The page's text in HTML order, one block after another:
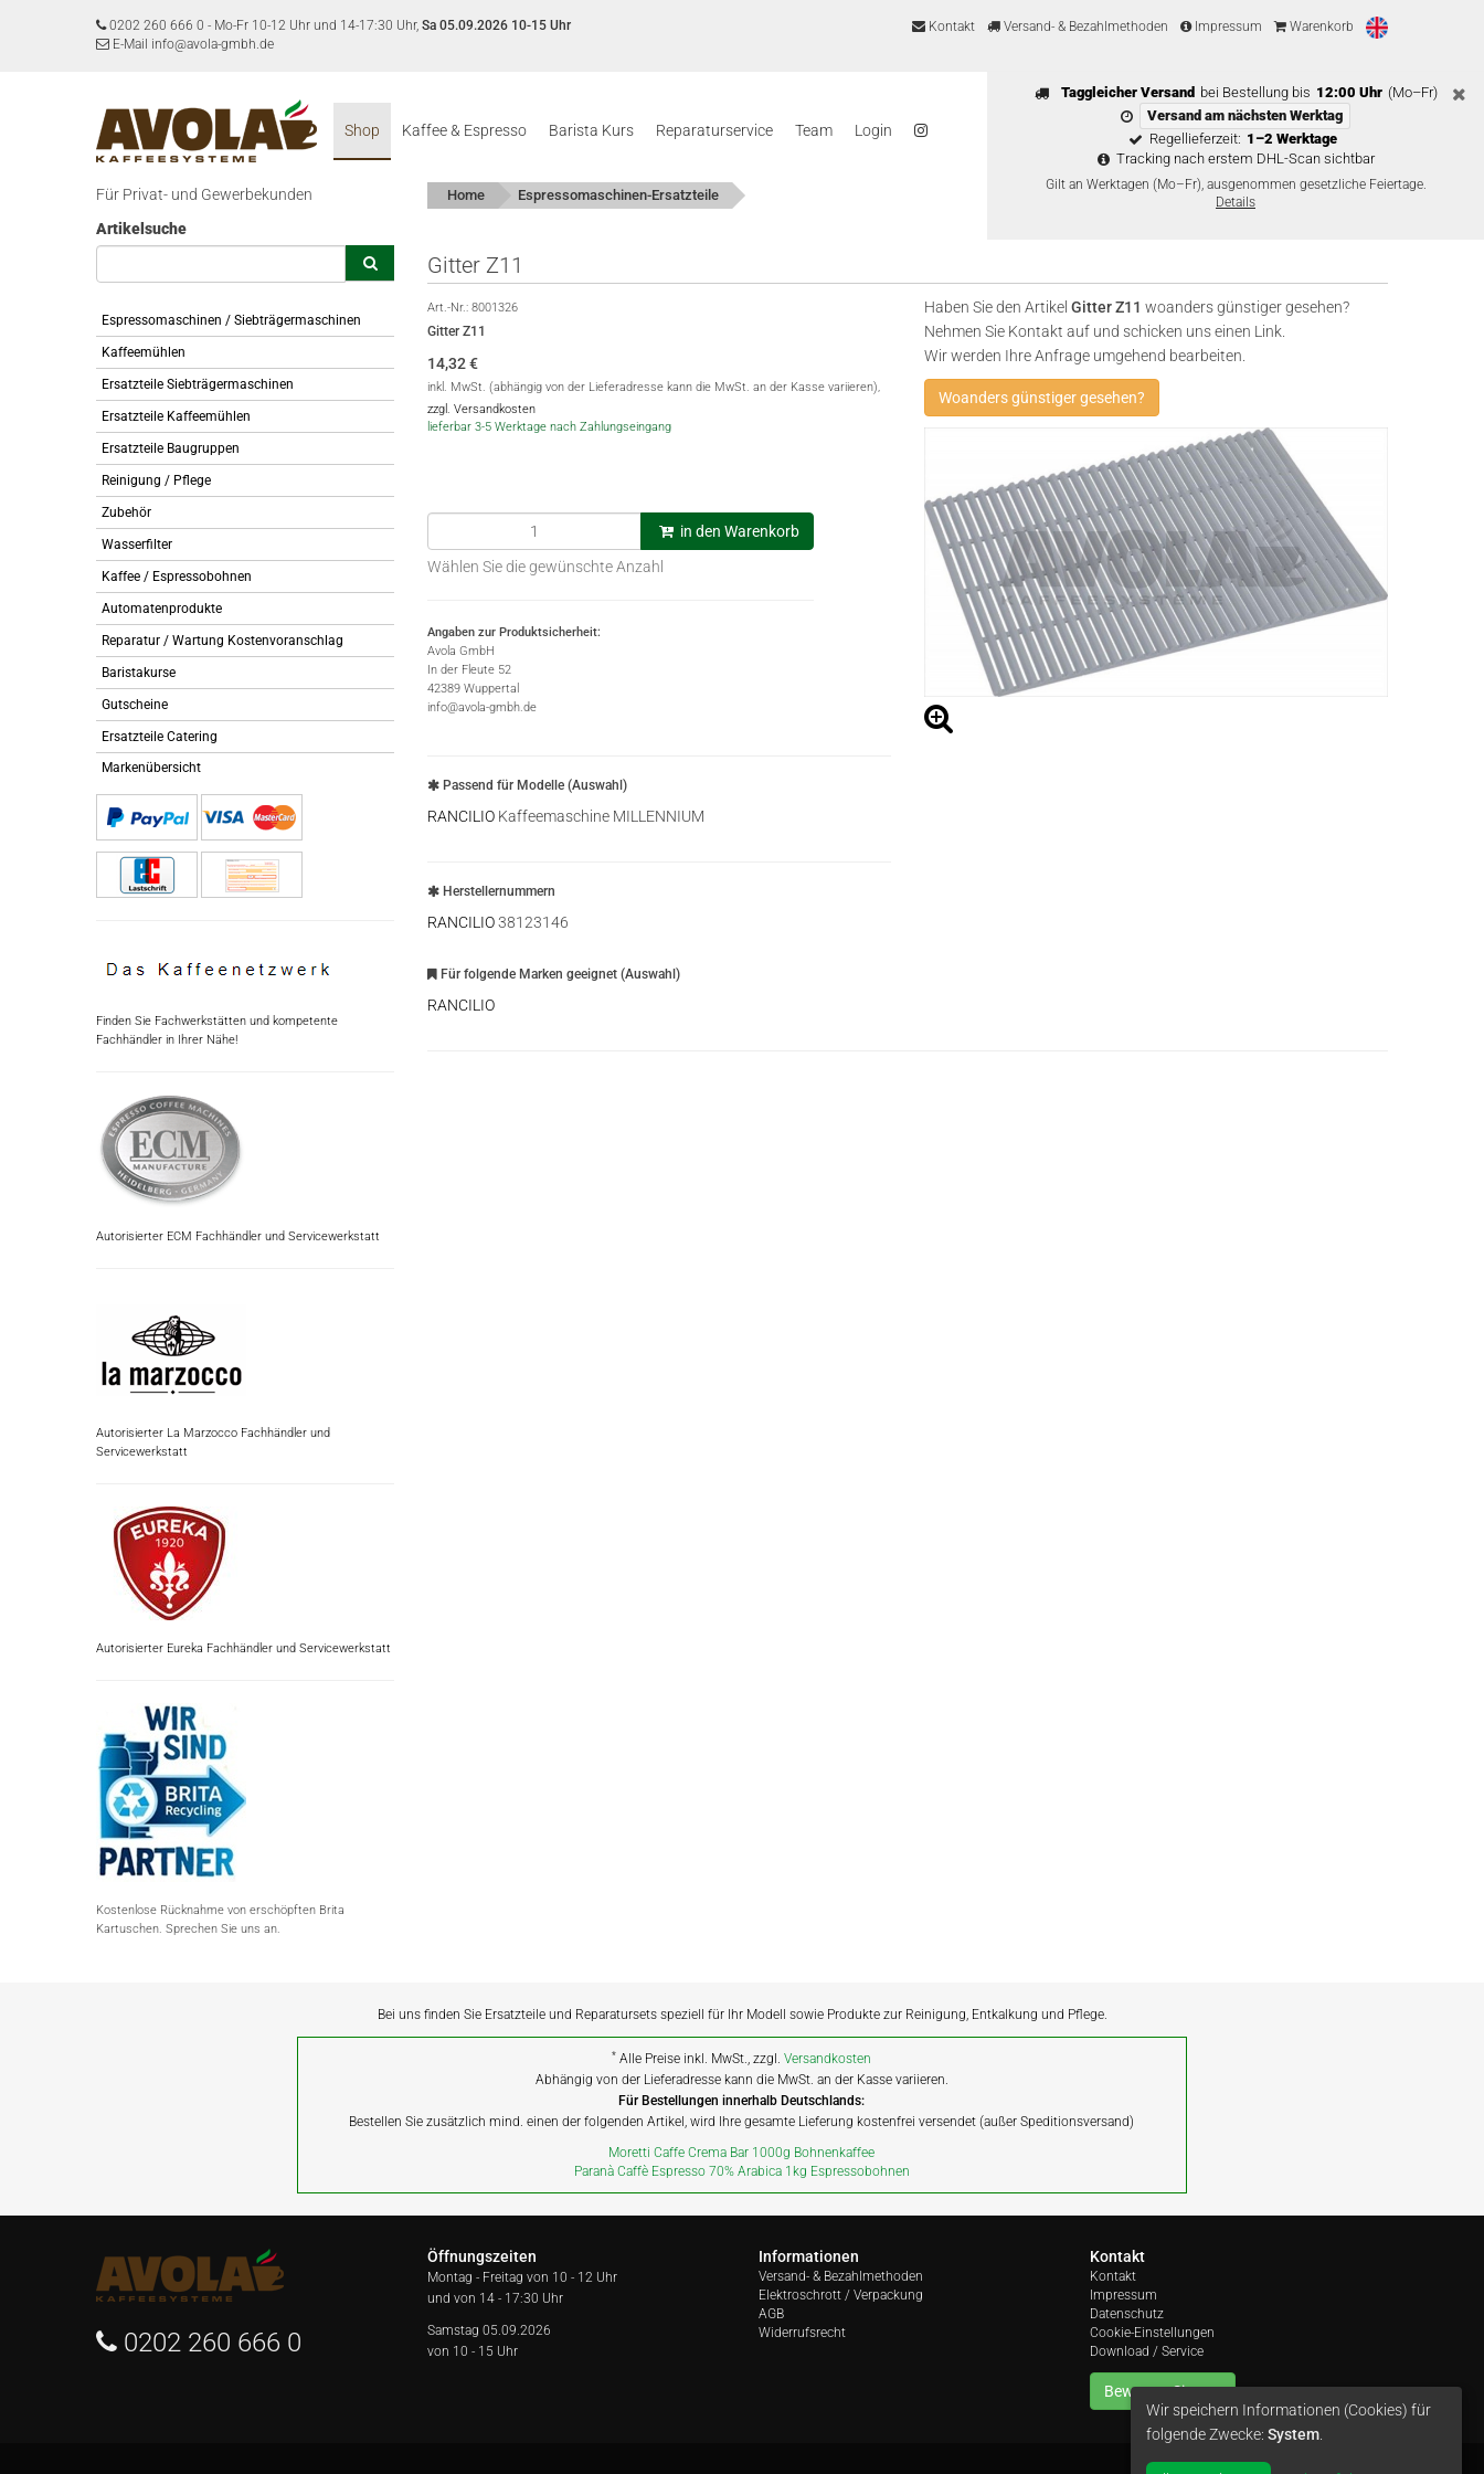
0202 260 666 0 - Mo-Fr 10-12 Uhr und 14-17:30 Uhr, Sa 05.09.2026 10-15 Uhr
E-Mail info@avola-gmbh.de
Kontakt Versand- & Bezahlmethoden Impressum Warenkorb
Taggleicher Versand bei Bestellung bis 12:00 Uhr (Mo–Fr)
Versand am nächsten Werktag
Regellieferzeit: 1–2 Werktage
Tracking nach erstem DHL-Scan sichtbar
Gilt an Werktagen (Mo–Fr), ausgenommen gesetzliche Feiertage.
Details
Shop Kaffee & Espresso Barista Kurs Reparaturservice Team Login
Für Privat- und Gewerbekunden
Artikelsuche
Espressomaschinen / Siebträgermaschinen
Kaffeemühlen
Ersatzteile Siebträgermaschinen
Ersatzteile Kaffeemühlen
Ersatzteile Baugruppen
Reinigung / Pflege
Zubehör
Wasserfilter
Kaffee / Espressobohnen
Automatenprodukte
Reparatur / Wartung Kostenvoranschlag
Baristakurse
Gutscheine
Ersatzteile Catering
Markenübersicht
Finden Sie Fachwerkstätten und kompetente
Fachhändler in Ihrer Nähe!
Autorisierter ECM Fachhändler und Servicewerkstatt
Autorisierter La Marzocco Fachhändler und
Servicewerkstatt
Autorisierter Eureka Fachhändler und Servicewerkstatt
Kostenlose Rücknahme von erschöpften Brita
Kartuschen. Sprechen Sie uns an.
Home Espressomaschinen-Ersatzteile
Gitter Z11
Art.-Nr.: 8001326
Gitter Z11
14,32€
inkl. MwSt. (abhängig von der Lieferadresse kann die MwSt. an der Kasse variieren),
zzgl. Versandkosten
lieferbar 3-5 Werktage nach Zahlungseingang
in den Warenkorb
Wählen Sie die gewünschte Anzahl
Angaben zur Produktsicherheit:
Avola GmbH
In der Fleute 52
42389 Wuppertal
info@avola-gmbh.de
Passend für Modelle (Auswahl)
RANCILIO Kaffeemaschine MILLENNIUM
Herstellernummern
RANCILIO38123146
Für folgende Marken geeignet (Auswahl)
RANCILIO
Haben Sie den Artikel Gitter Z11 woanders günstiger gesehen?
Nehmen Sie Kontakt auf und schicken uns einen Link.
Wir werden Ihre Anfrage umgehend bearbeiten.
Woanders günstiger gesehen?
Bei uns finden Sie Ersatzteile und Reparatursets speziell für Ihr Modell sowie Produkte zur Reinigung, Entkalkung und Pflege.
* Alle Preise inkl. MwSt., zzgl.Versandkosten
Abhängig von der Lieferadresse kann die MwSt. an der Kasse variieren.
Für Bestellungen innerhalb Deutschlands:
Bestellen Sie zusätzlich mind. einen der folgenden Artikel, wird Ihre gesamte Lieferung kostenfrei versendet (außer Speditionsversand)
Moretti Caffe Crema Bar 1000g Bohnenkaffee
Paranà Caffè Espresso 70% Arabica 1kg Espressobohnen
0202 260 666 0
Öffnungszeiten
Montag - Freitag von 10 - 12 Uhr
und von 14 - 17:30 Uhr
Samstag 05.09.2026
von 10 - 15 Uhr
Informationen
Versand- & Bezahlmethoden
Elektroschrott / Verpackung
AGB
Widerrufsrecht
Kontakt
Kontakt
Impressum
Datenschutz
Cookie-Einstellungen
Download / Service
Bewerten Sie uns
Wir speichern Informationen (Cookies) für
folgende Zwecke: System